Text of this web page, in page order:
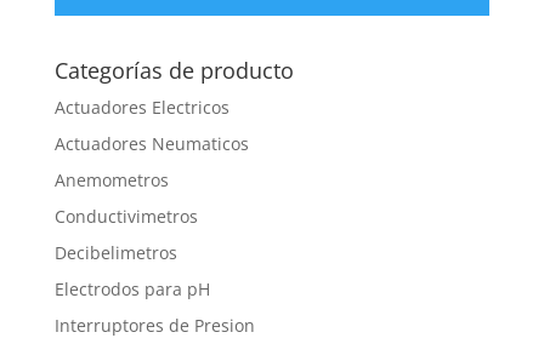
Categorías de producto
Actuadores Electricos
Actuadores Neumaticos
Anemometros
Conductivimetros
Decibelimetros
Electrodos para pH
Interruptores de Presion